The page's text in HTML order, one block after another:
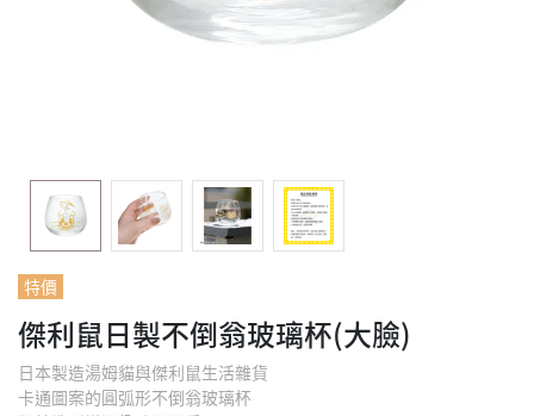
特價
傑利鼠日製不倒翁玻璃杯(大臉)
日本製造湯姆貓與傑利鼠生活雜貨
卡通圖案的圓弧形不倒翁玻璃杯